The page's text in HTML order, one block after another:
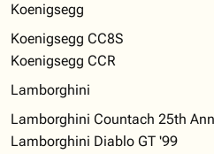
Koenigsegg
Koenigsegg CC8S
Koenigsegg CCR
Lamborghini
Lamborghini Countach 25th
Lamborghini Diablo GT '99